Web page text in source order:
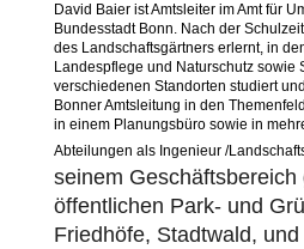
David Baier ist Amtsleiter im Amt für
Bundesstadt Bonn. Nach der
des Landschaftsgärtners erlernt, in
Landespflege und Naturschutz sowie
verschiedenen Standorten studiert
Bonner Amtsleitung in den
in einem Planungsbüro sowie in
Abteilungen als Ingenieur /
seinem
öffentlichen Park- und
Friedhöfe, Stadtwald, und